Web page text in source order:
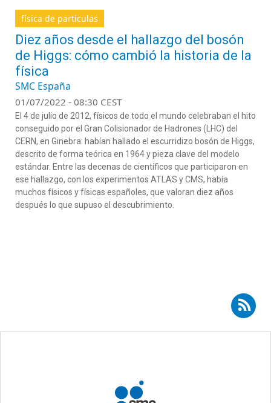
física de partículas
Diez años desde el hallazgo del bosón
de Higgs: cómo cambió la historia de la
física
SMC España
01/07/2022 - 08:30 CEST
El 4 de julio de 2012, físicos de todo el mundo celebraban el hito
conseguido por el Gran Colisionador de Hadrones (LHC) del
CERN, en Ginebra: habían hallado el escurridizo bosón de Higgs,
descrito de forma teórica en 1964 y pieza clave del modelo
estándar. Entre las decenas de científicos que participaron en
ese hallazgo, con los experimentos ATLAS y CMS, había
muchos físicos y físicas españoles, que valoran diez años
después lo que supuso el descubrimiento.
Suscribirse a RSS - física de partículas